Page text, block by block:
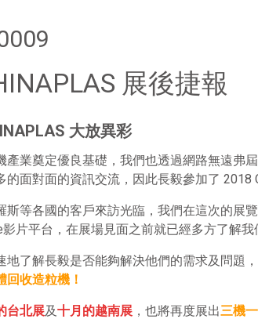
展後捷報
大放異彩
業奠定優良基礎，我們也透過網路無遠弗
面對面的資訊交流，因此長毅參加了 2018
等各國的客戶來訪光臨，我們在這次的展
片平台，在展場見面之前就已經多方了解
了解長毅是否能夠解決他們的需求及問題
收造粒機！
台北展及十月的越南展 ，也將再度展出三機